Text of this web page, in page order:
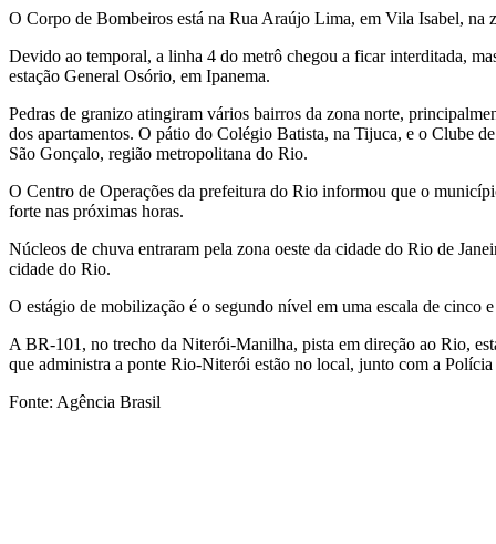
O Corpo de Bombeiros está na Rua Araújo Lima, em Vila Isabel, na
Devido ao temporal, a linha 4 do metrô chegou a ficar interditada,
estação General Osório, em Ipanema.
Pedras de granizo atingiram vários bairros da zona norte,
dos apartamentos. O pátio do Colégio Batista, na Tijuca, e o Clube
São Gonçalo, região metropolitana do Rio.
O Centro de Operações da prefeitura do Rio informou que o
forte nas próximas horas.
Núcleos de chuva entraram pela zona oeste da cidade do Rio de
cidade do Rio.
O estágio de mobilização é o segundo nível em uma escala de cinco
A BR-101, no trecho da Niterói-Manilha, pista em direção ao Rio,
que administra a ponte Rio-Niterói estão no local, junto com a
Fonte: Agência Brasil